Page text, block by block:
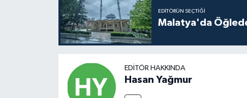
EDITÖRÜN SEÇTIĞI
Malatya'da
EDITÖR HAKKINDA
Hasan Yağmur